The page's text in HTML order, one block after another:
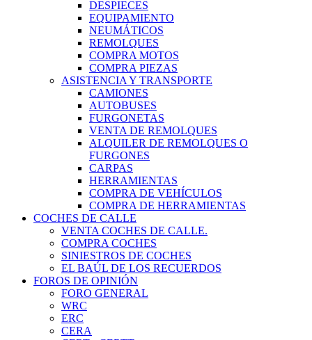
DESPIECES
EQUIPAMIENTO
NEUMÁTICOS
REMOLQUES
COMPRA MOTOS
COMPRA PIEZAS
ASISTENCIA Y TRANSPORTE
CAMIONES
AUTOBUSES
FURGONETAS
VENTA DE REMOLQUES
ALQUILER DE REMOLQUES O
FURGONES
CARPAS
HERRAMIENTAS
COMPRA DE VEHÍCULOS
COMPRA DE HERRAMIENTAS
COCHES DE CALLE
VENTA COCHES DE CALLE.
COMPRA COCHES
SINIESTROS DE COCHES
EL BAÚL DE LOS RECUERDOS
FOROS DE OPINIÓN
FORO GENERAL
WRC
ERC
CERA